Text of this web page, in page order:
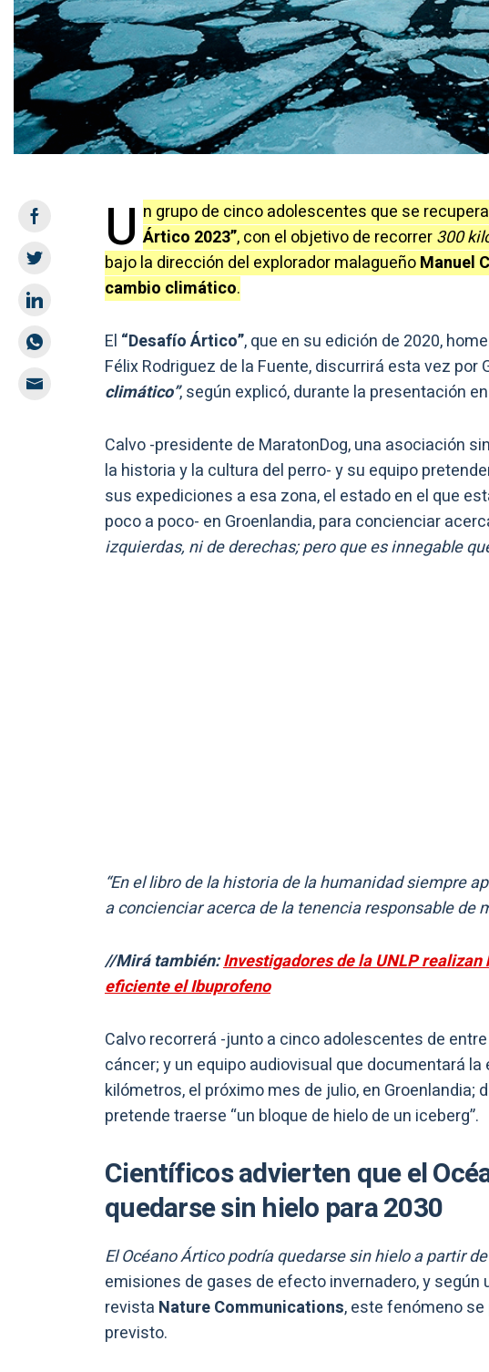
U n grupo de cinco adolescentes que se
Ártico 2023”, con el objetivo de recorrer300
bajo la dirección del explorador malagueñoManuel
cambio climático.
El “Desafío Ártico”, que en su edición de 2020,
Félix Rodriguez de la Fuente, discurrirá esta vez por
climático”, según explicó, durante la presentación
Calvo -presidente de MaratonDog, una asociación
la historia y la cultura del perro- y su equipo
sus expediciones a esa zona, el estado en el que
poco a poco- en Groenlandia, para concienciar
izquierdas, ni de derechas; pero que es innegable
“En el libro de la historia de la humanidad siempre
a concienciar acerca de la tenencia responsable de
//Mirá también:Investigadores de la UNLP
eficiente el Ibuprofeno
Calvo recorrerá -junto a cinco adolescentes de
cáncer; y un equipo audiovisual que documentará
kilómetros, el próximo mes de julio, en Groenlandia;
pretende traerse “un bloque de hielo de un iceberg”.
Científicos advierten que el
quedarse sin hielo para 2030
El Océano Ártico podría quedarse sin hielo a partir
emisiones de gases de efecto invernadero, y
revista Nature Communications, este fenómeno
previsto.